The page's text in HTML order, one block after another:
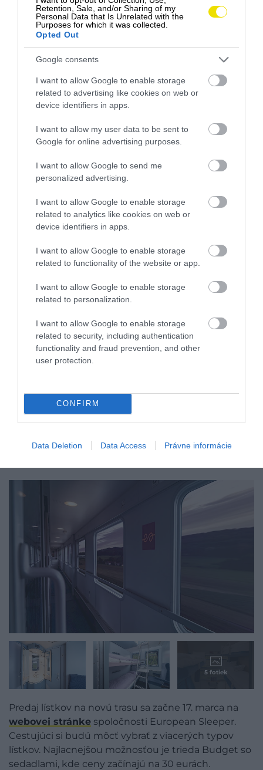
Retention, Sale, and/or Sharing of my
Personal Data that Is Unrelated with the
Purposes for which it was collected.
Opted Out
Google consents
I want to allow Google to enable storage
related to advertising like cookies on web or
device identifiers in apps.
I want to allow my user data to be sent to
Google for online advertising purposes.
I want to allow Google to send me
personalized advertising.
I want to allow Google to enable storage
related to analytics like cookies on web or
device identifiers in apps.
I want to allow Google to enable storage
related to functionality of the website or app.
I want to allow Google to enable storage
related to personalization.
I want to allow Google to enable storage
related to security, including authentication
functionality and fraud prevention, and other
user protection.
CONFIRM
Data Deletion Data Access Právne informácie
štvrtok a sobotu večer. ZMilánasa budú vracať v
stredu, piatok a nedeľu večer.
Nové spojenie bude prvou pravidelnou nočnou
linkou medzi severnou a južnou Európou a
cestujúcim ponúkne pohodlnejšiu alternatívu k
leteckej doprave – pre obchodných cestujúcich aj
turistov.
CENY LÍSTKOV, REZERVÁCIA,
5 fotiek
Predaj lístkov na novú trasu sa začne 17. marca na
webovej stránke spoločnosti European Sleeper.
Cestujúci si budú môcť vybrať z viacerých typov
lístkov. Najlacnejšou možnosťou je trieda Budget so
sedadlami, kde ceny začínajú na 30 eurách.